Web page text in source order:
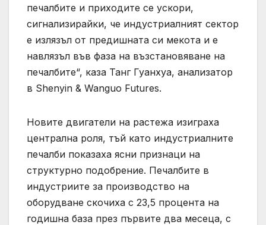
печалбите и приходите се ускори,
сигнализирайки, че индустриалният сектор
е излязъл от предишната си мекота и е
навлязъл във фаза на възстановяване на
печалбите“, каза Танг Гуанхуа, анализатор
в Shenyin & Wanguo Futures.
Новите двигатели на растежа изиграха
централна роля, тъй като индустриалните
печалби показаха ясни признаци на
структурно подобрение. Печалбите в
индустриите за производство на
оборудване скочиха с 23,5 процента на
годишна база през първите два месеца, с